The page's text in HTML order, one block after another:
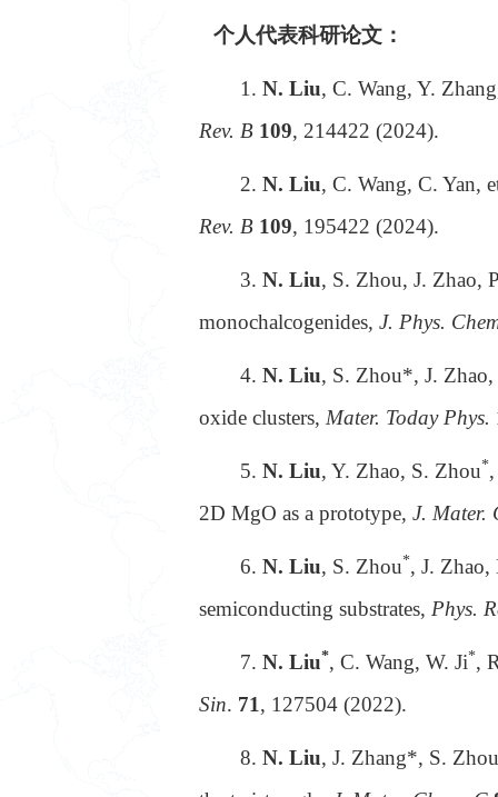
个人代表科研论文：
1. N. Liu, C. Wang, Y.
Rev. B 109, 214422 (2024).
2. N. Liu, C. Wang, C. Yan,
Rev. B 109, 195422 (2024).
3. N. Liu, S. Zhou, J. Zhao,
monochalcogenides, J. Phys.
4. N. Liu, S. Zhou*, J.
oxide clusters, Mater. Today Phys.
5. N. Liu, Y. Zhao, S. Zhou*
2D MgO as a prototype, J. Mater.
6. N. Liu, S. Zhou*, J. Zhao,
semiconducting substrates, Phys.
7. N. Liu*, C. Wang, W. Ji*,
Sin. 71, 127504 (2022).
8. N. Liu, J. Zhang*, S.